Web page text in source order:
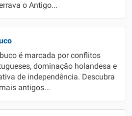
o Antigo...
é marcada por conflitos
dominação holandesa e
de independência. Descubra
antigos...